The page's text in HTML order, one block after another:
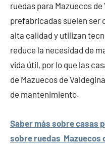
ruedas para Mazuecos
prefabricadas suelen ser
alta calidad y utilizan
reduce la necesidad de
vida útil, por lo que las
de Mazuecos de
de mantenimiento.
Saber más sobre casas
sobre ruedas Mazuecos